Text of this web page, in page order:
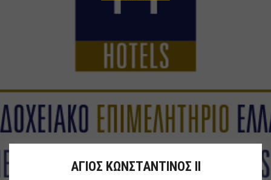
ΑΓΙΟΣ ΚΩΝΣΤΑΝΤΙΝΟΣ ΙΙ